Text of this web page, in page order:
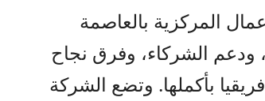
المركزية بالعاصمة
الشركاء، وفرق نجاح
بأكملها. وتضع الشركة